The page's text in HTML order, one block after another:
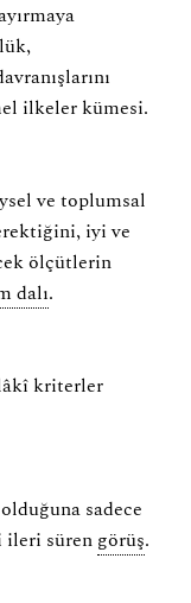
ilkeler kümesi.
ve toplumsal
iyi ve
ölçütlerin
dalı.
kriterler
sadece
ileri süren görüş.